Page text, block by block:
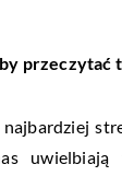
przeczytać
uwielbiają